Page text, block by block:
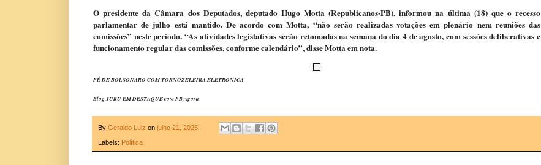
O presidente da Câmara dos Deputados, deputado Hugo Motta (Republicanos-PB), informou na última (18) que o recesso
parlamentar de julho está mantido. De acordo com Motta, “não serão realizadas votações em plenário nem reuniões das
comissões” neste período. “As atividades legislativas serão retomadas na semana do dia 4 de agosto, com sessões deliberativas e
funcionamento regular das comissões, conforme calendário”, disse Motta em nota.
PÉ DE BOLSONARO COM TORNOZELEIRA ELETRONICA
Blog JURU EM DESTAQUE com PB Agora
By Geraldo Luiz on julho 21, 2025
Labels: Política